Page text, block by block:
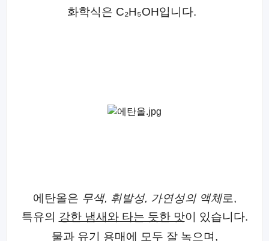
화학식은 C₂H₅OH입니다.
에탄올은 무색, 휘발성, 가연성의 액체로,
특유의 강한 냄새와 타는 듯한 맛이 있습니다.
물과 유기 용매에 모두 잘 녹으며,